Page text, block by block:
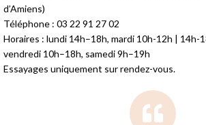
d’Amiens)
Téléphone : 03 22 91 27 02
Horaires : lundi 14h–18h, mardi 10h-12h | 14h-
vendredi 10h–18h, samedi 9h–19h
Essayages uniquement sur rendez-vous.